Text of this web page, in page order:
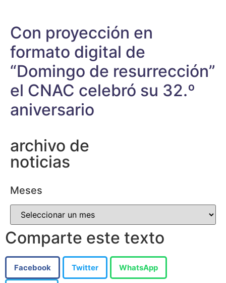
Con proyección en
formato digital de
“Domingo de resurrección”
el CNAC celebró su 32.º
aniversario
archivo de
noticias
Meses
Comparte este texto
Facebook Twitter WhatsApp